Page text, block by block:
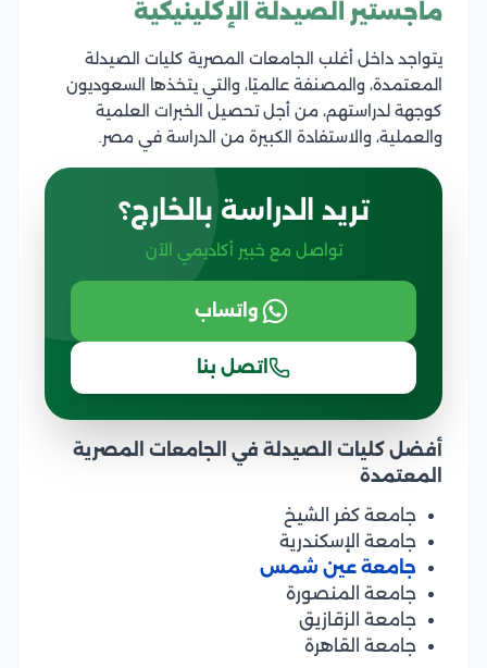
ماجستير الصيدلة الإكلينيكية
يتواجد داخل أغلب الجامعات المصرية كليات الصيدلة
المعتمدة، والمصنفة عالميًا، والتي يتخذها السعوديون
كوجهة لدراستهم، من أجل تحصيل الخبرات العلمية
والعملية، والاستفادة الكبيرة من الدراسة في مصر.
تريد الدراسة بالخارج؟
تواصل مع خبير أكاديمي الآن
واتساب
اتصل بنا
أفضل كليات الصيدلة في الجامعات المصرية
المعتمدة
جامعة كفر الشيخ
جامعة الإسكندرية
جامعة عين شمس
جامعة المنصورة
جامعة الزقازيق
جامعة القاهرة